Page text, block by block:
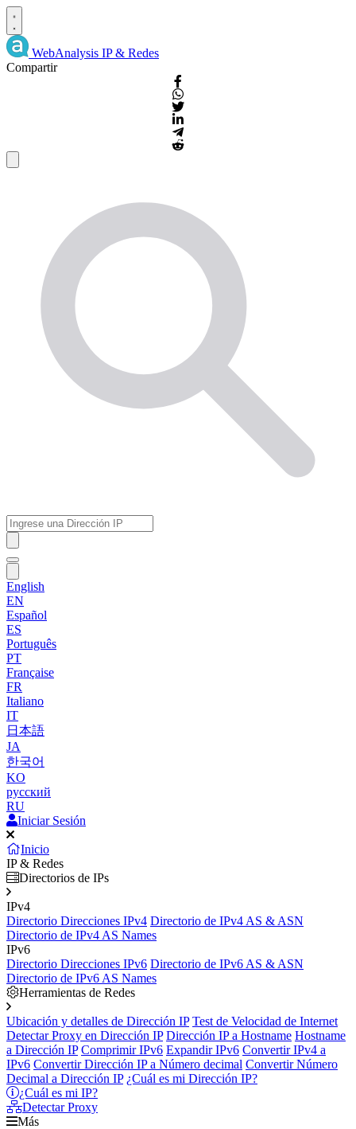
WebAnalysis IP & Redes
Compartir
English
EN
Español
ES
Português
PT
Française
FR
Italiano
IT
日本語
JA
한국어
KO
русский
RU
Iniciar Sesión
Inicio
IP & Redes
Directorios de IPs
IPv4
Directorio Direcciones IPv4 Directorio de IPv4 AS & ASN
Directorio de IPv4 AS Names
IPv6
Directorio Direcciones IPv6 Directorio de IPv6 AS & ASN
Directorio de IPv6 AS Names
Herramientas de Redes
Ubicación y detalles de Dirección IP Test de Velocidad de Internet
Detectar Proxy en Dirección IP Dirección IP a Hostname Hostname
a Dirección IP Comprimir IPv6 Expandir IPv6 Convertir IPv4 a
IPv6 Convertir Dirección IP a Número decimal Convertir Número
Decimal a Dirección IP ¿Cuál es mi Dirección IP?
¿Cuál es mi IP?
Detectar Proxy
Más